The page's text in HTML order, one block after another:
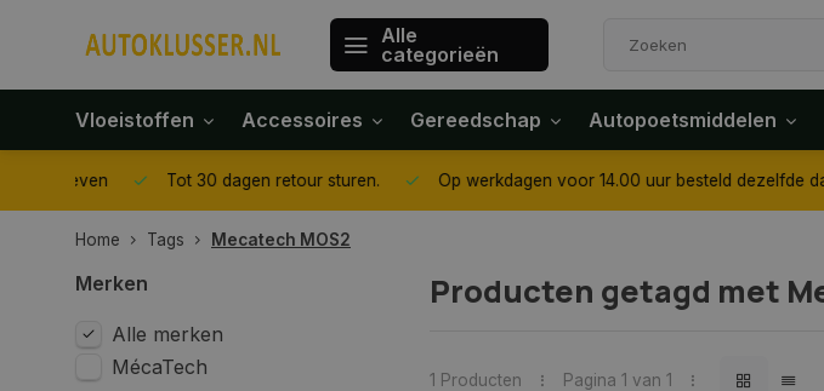
Alle
categorieën
Vloeistoffen Accessoires Gereedschap Autopoetsmiddelen
Tot 30 dagen retour sturen. Op werkdagen voor 14.00 uur besteld dezelfde dag
Home Tags Mecatech MOS2
Merken
Alle merken
MécaTech
Producten getagd met
1 Producten Pagina 1 van 1